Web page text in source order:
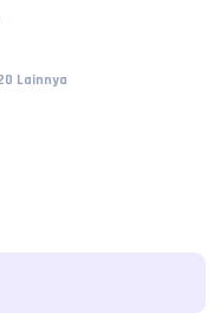
Lainnya